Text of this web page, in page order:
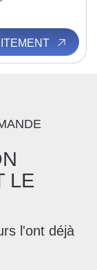
LE
l'ont déjà